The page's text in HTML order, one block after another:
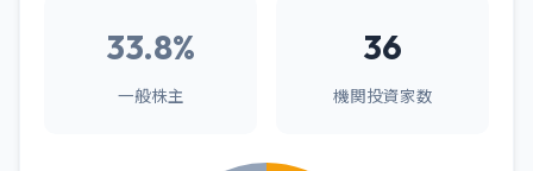
33.8%
一般株主
36
機関投資家数